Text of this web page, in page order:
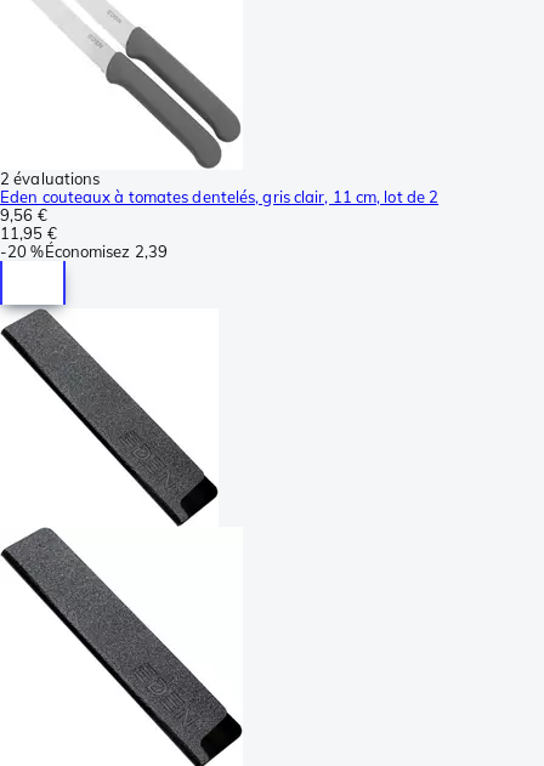
2 évaluations
Eden couteaux à tomates dentelés, gris clair, 11 cm, lot de 2
9,56 €
11,95 €
-20 %Économisez 2,39